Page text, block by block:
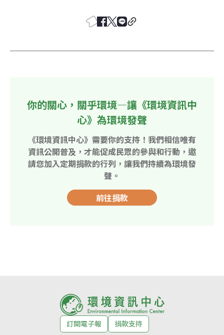
你的關心，關乎環境—讓《環境資訊中
心》為環境發聲
《環境資訊中心》需要你的支持！我們相信唯有
資訊公開普及，才能促成民眾的參與和行動，邀
請您加入定期捐款的行列，讓我們持續為環境發
聲。
前往捐款
訂閱電子報
捐款支持